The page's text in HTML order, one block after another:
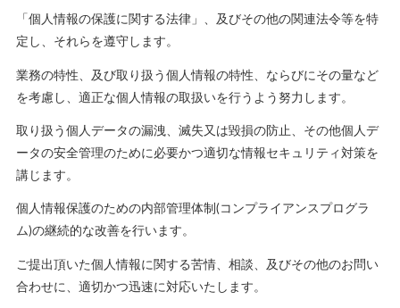
「個人情報の保護に関する法律」、及びその他の関連法令等を特
定し、それらを遵守します。
業務の特性、及び取り扱う個人情報の特性、ならびにその量など
を考慮し、適正な個人情報の取扱いを行うよう努力します。
取り扱う個人データの漏洩、滅失又は毀損の防止、その他個人デ
ータの安全管理のために必要かつ適切な情報セキュリティ対策を
講じます。
個人情報保護のための内部管理体制(コンプライアンスプログラ
ム)の継続的な改善を行います。
ご提出頂いた個人情報に関する苦情、相談、及びその他のお問い
合わせに、適切かつ迅速に対応いたします。